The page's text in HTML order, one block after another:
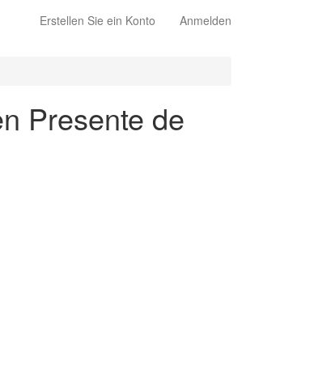
Erstellen Sie ein Konto Anmelden
Presente de